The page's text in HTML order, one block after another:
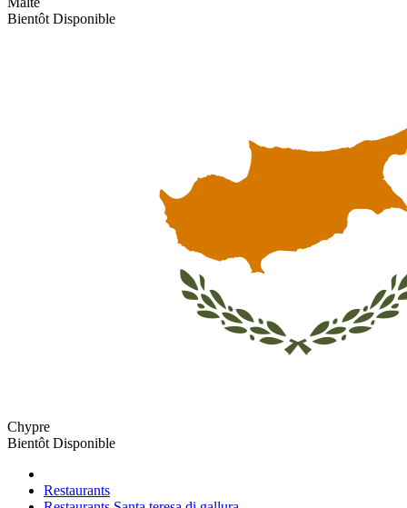
Bientôt Disponible
Chypre
Bientôt Disponible
Restaurants